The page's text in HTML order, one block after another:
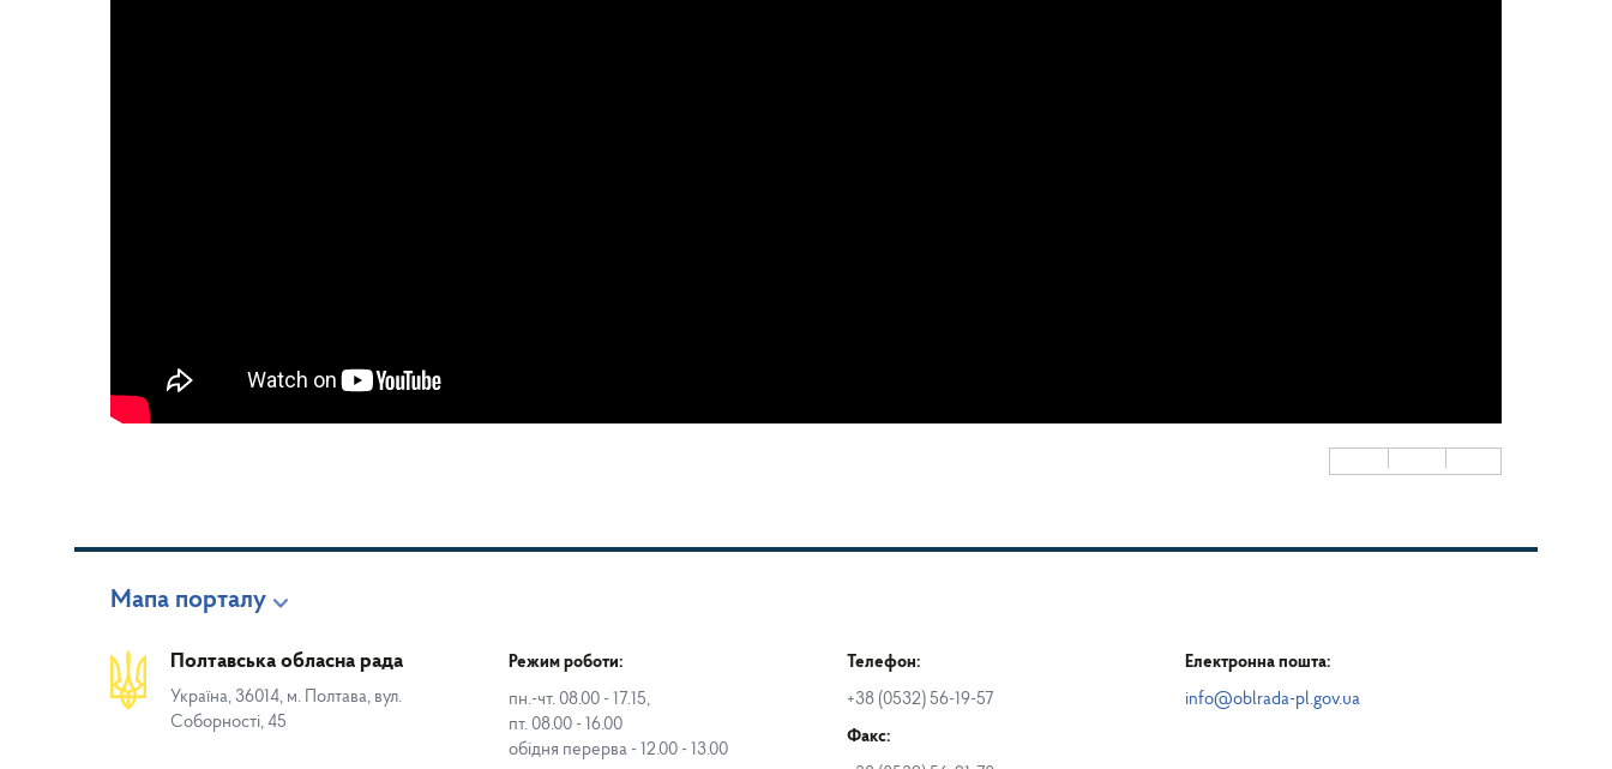
Мапа порталу
Полтавська обласна рада
Україна, 36014, м. Полтава, вул.
Соборності, 45
Режим роботи:
пн.-чт. 08.00 - 17.15,
пт. 08.00 - 16.00
обідня перерва - 12.00 - 13.00
Телефон:
+38 (0532) 56-19-57
Факс:
Електронна пошта:
info@oblrada-pl.gov.ua